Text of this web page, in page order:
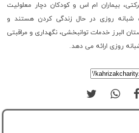
بیماران ام اس و کودکان دچار معلولیت
روزی در حال زندگی کردن هستند و
البرز خدمات توانبخشی، نگهداری و مراقبتی
روزی ارائه می دهد.